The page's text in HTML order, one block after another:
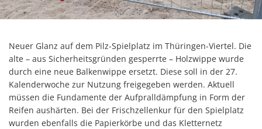
Neuer Glanz auf dem Pilz-Spielplatz im Thüringen-Viertel. Die
alte – aus Sicherheitsgründen gesperrte – Holzwippe wurde
durch eine neue Balkenwippe ersetzt. Diese soll in der 27.
Kalenderwoche zur Nutzung freigegeben werden. Aktuell
müssen die Fundamente der Aufpralldämpfung in Form der
Reifen aushärten. Bei der Frischzellenkur für den Spielplatz
wurden ebenfalls die Papierkörbe und das Kletternetz